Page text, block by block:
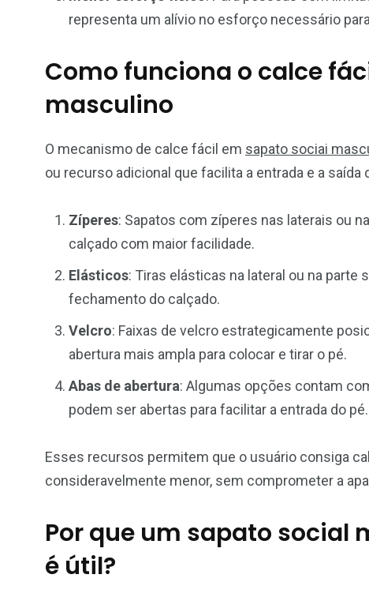
representa um alívio no esforço necessário
Como funciona o calce
masculino
O mecanismo de calce fácil em sapato sociai
ou recurso adicional que facilita a entrada e a
Zíperes: Sapatos com zíperes nas laterais ou
calçado com maior facilidade.
Elásticos: Tiras elásticas na lateral ou na parte
fechamento do calçado.
Velcro: Faixas de velcro estrategicamente
abertura mais ampla para colocar e tirar o pé.
Abas de abertura: Algumas opções contam
podem ser abertas para facilitar a entrada do pé.
Esses recursos permitem que o usuário consiga
consideravelmente menor, sem comprometer a
Por que um sapato social
é útil?